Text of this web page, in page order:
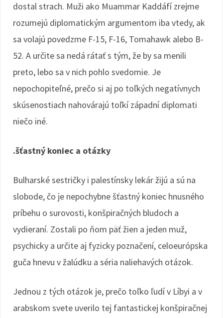
dostal strach. Muži ako Muammar Kaddáfí zrejme
rozumejú diplomatickým argumentom iba vtedy, ak
sa volajú povedzme F-15, F-16, Tomahawk alebo B-
52. A určite sa nedá rátať s tým, že by sa menili
preto, lebo sa v nich pohlo svedomie. Je
nepochopiteľné, prečo si aj po toľkých negatívnych
skúsenostiach nahovárajú toľkí západní diplomati
niečo iné.
.šťastný koniec a otázky
Bulharské sestričky i palestínsky lekár žijú a sú na
slobode, čo je nepochybne šťastný koniec hnusného
príbehu o surovosti, konšpiračných bludoch a
vydieraní. Zostali po ňom päť žien a jeden muž,
psychicky a určite aj fyzicky poznačení, celoeurópska
guča hnevu v žalúdku a séria naliehavých otázok.
Jednou z tých otázok je, prečo toľko ľudí v Líbyi a v
arabskom svete uverilo tej fantastickej konšpiračnej